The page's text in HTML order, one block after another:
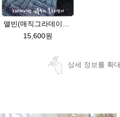
15,600원
상세 정보를 확